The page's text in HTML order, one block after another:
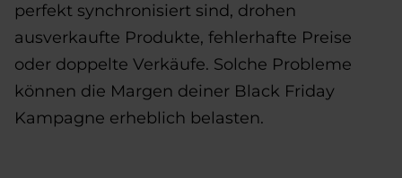
perfekt synchronisiert sind, drohen
ausverkaufte Produkte, fehlerhafte Preise
oder doppelte Verkäufe. Solche Probleme
können die Margen deiner Black Friday
Kampagne erheblich belasten.